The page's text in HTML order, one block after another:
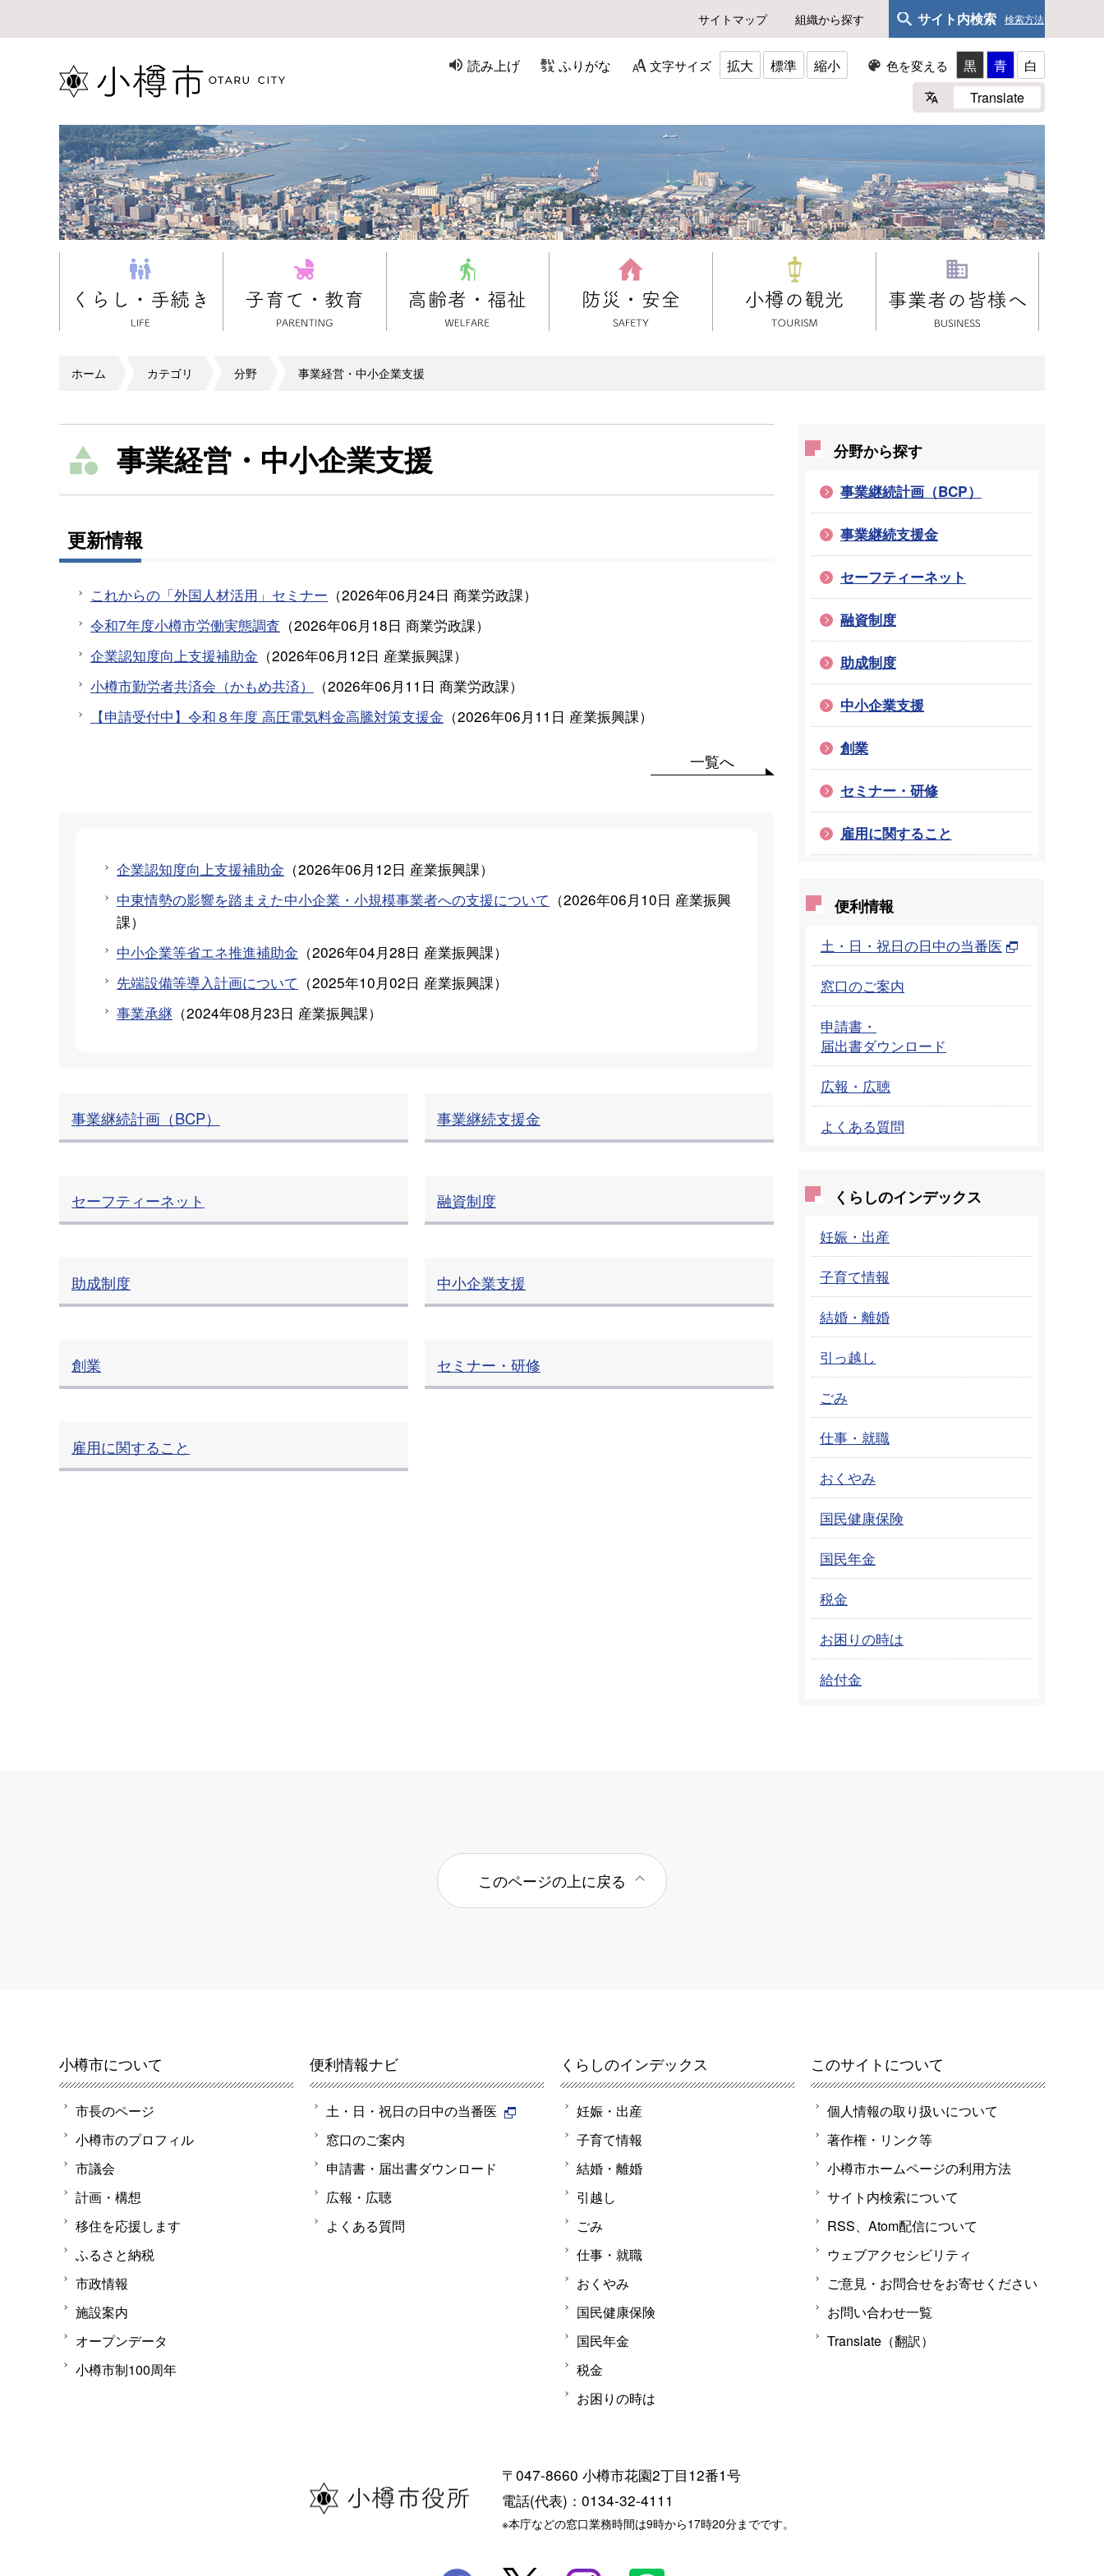
サイトマップ 組織から探す サイト内検索 検索方法
読み上げ ふりがな 文字サイズ 拡大 標準 縮小 色を変える 黒 青
白
Translate
ホーム カテゴリ 分野 事業経営・中小企業支援
事業経営・中小企業支援
更新情報
これからの「外国人材活用」セミナー （2026年06月24日 商業労政課）
令和7年度小樽市労働実態調査 （2026年06月18日 商業労政課）
企業認知度向上支援補助金 （2026年06月12日 産業振興課）
小樽市勤労者共済会（かもめ共済）
（2026年06月11日 商業労政課）
【申請受付中】令和８年度 高圧電気料金高騰対策支援金 （2026年06月11日 産業振興課）
一覧へ
企業認知度向上支援補助金 （2026年06月12日 産業振興課）
中東情勢の影響を踏まえた中小企業・小規模事業者への支援について （2026年06月10日 産業振興
課）
中小企業等省エネ推進補助金 （2026年04月28日 産業振興課）
先端設備等導入計画について （2025年10月02日 産業振興課）
事業承継 （2024年08月23日 産業振興課）
事業継続計画（BCP） 事業継続支援金
セーフティーネット 融資制度
助成制度 中小企業支援
創業 セミナー・研修
雇用に関すること
分野から探す
事業継続計画（BCP）
事業継続支援金
セーフティーネット
融資制度
助成制度
中小企業支援
創業
セミナー・研修
雇用に関すること
便利情報
土・日・祝日の日中の当番医
窓口のご案内
申請書・
届出書ダウンロード
広報・広聴
よくある質問
くらしのインデックス
妊娠・出産
子育て情報
結婚・離婚
引っ越し
ごみ
仕事・就職
おくやみ
国民健康保険
国民年金
税金
お困りの時は
給付金
このページの上に戻る
小樽市について
市長のページ
小樽市のプロフィル
市議会
計画・構想
移住を応援します
ふるさと納税
市政情報
施設案内
オープンデータ
小樽市制100周年
便利情報ナビ
土・日・祝日の日中の当番医
窓口のご案内
申請書・届出書ダウンロード
広報・広聴
よくある質問
くらしのインデックス
妊娠・出産
子育て情報
結婚・離婚
引越し
ごみ
仕事・就職
おくやみ
国民健康保険
国民年金
税金
お困りの時は
このサイトについて
個人情報の取り扱いについて
著作権・リンク等
小樽市ホームページの利用方法
サイト内検索について
RSS、Atom配信について
ウェブアクセシビリティ
ご意見・お問合せをお寄せください
お問い合わせ一覧
Translate（翻訳）
〒047-8660 小樽市花園2丁目12番1号
電話(代表)：0134-32-4111
※本庁などの窓口業務時間は9時から17時20分までです。